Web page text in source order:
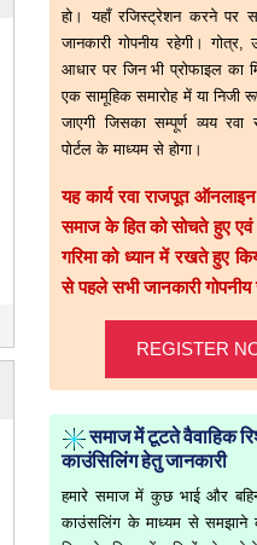
हो। यहाँ रजिस्ट्रेशन करने पर
जानकारी गोपनीय रहेगी। गोत्र,
आधार पर जिन भी प्रोफाइल का
एक सामूहिक समारोह में या निजी
जाएगी जिसका सम्पूर्ण व्यय
पोर्टल के माध्यम से होगा।
यह कार्य रवा राजपूत
समाज के हित को सोचते हुए एवं
गरिमा को ध्यान में रखते हुए
से पहले सभी जानकारी गोपनीय
REGISTER
समाज में टूटते वैवाहिक
काउंसिलिंग हेतु जानकारी
हमारे समाज में कुछ भाई और
काउंसलिंग के माध्यम से समझाने